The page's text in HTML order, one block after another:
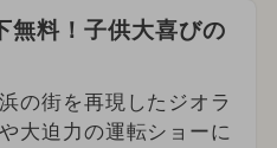
無料！子供大喜びの
の街を再現したジオラ
大迫力の運転ショーに